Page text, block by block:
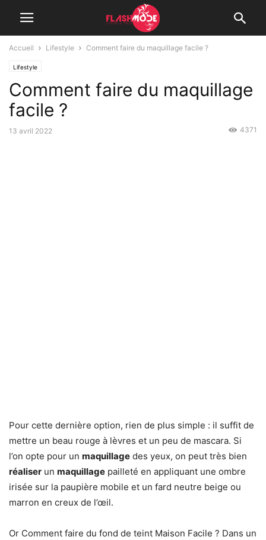
Accueil Lifestyle Comment faire du maquillage facile ?
Lifestyle
Comment faire du maquillage
facile ?
13 avril 2022 4371
Pour cette dernière option, rien de plus simple : il suffit de
mettre un beau rouge à lèvres et un peu de mascara. Si
l’on opte pour un maquillage des yeux, on peut très bien
réaliser un maquillage pailleté en appliquant une ombre
irisée sur la paupière mobile et un fard neutre beige ou
marron en creux de l’œil.
Or Comment faire du fond de teint Maison Facile ? Dans un